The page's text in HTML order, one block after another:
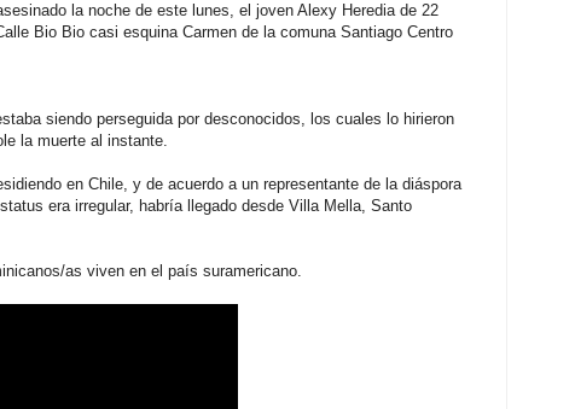
la noche de este lunes, el joven Alexy Heredia de 22
Bio Bio casi esquina Carmen de la comuna Santiago Centro
siendo perseguida por desconocidos, los cuales lo hirieron
la muerte al instante.
en Chile, y de acuerdo a un representante de la diáspora
era irregular, habría llegado desde Villa Mella, Santo
as viven en el país suramericano.